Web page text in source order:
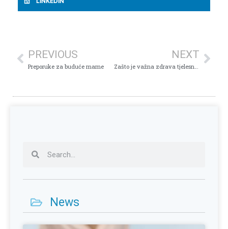
PREVIOUS
Preporuke za buduće mame
NEXT
News